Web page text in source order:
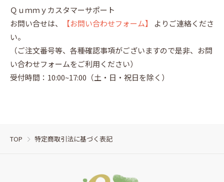
Ｑｕｍｍｙカスタマーサポート
お問い合せは、
【お問い合わせフォーム】
よりご連絡くださ
い。
（ご注文番号等、各種確認事項がございますので是非、お問
い合わせフォームをご利用ください）
受付時間：10:00~17:00（土・日・祝日を除く）
TOP 特定商取引法に基づく表記